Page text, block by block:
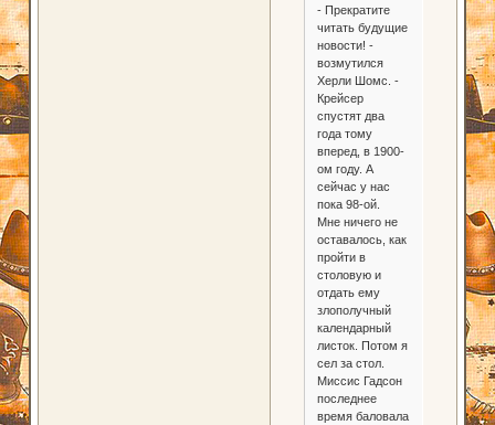
- Прекратите
читать будущие
новости! -
возмутился
Херли Шомс. -
Крейсер
спустят два
года тому
вперед, в 1900-
ом году. А
сейчас у нас
пока 98-ой.
Мне ничего не
оставалось, как
пройти в
столовую и
отдать ему
злополучный
календарный
листок. Потом я
сел за стол.
Миссис Гадсон
последнее
время баловала